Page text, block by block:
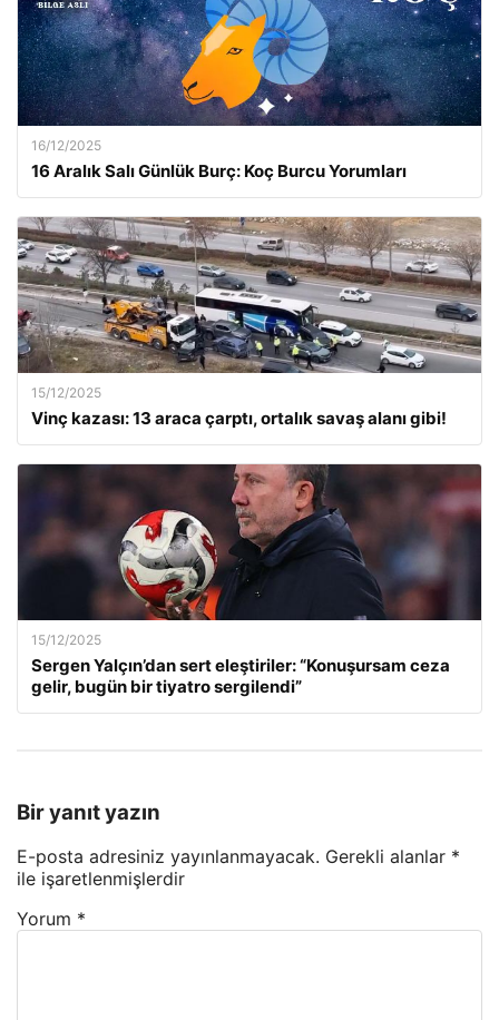
16/12/2025
16 Aralık Salı Günlük Burç: Koç Burcu Yorumları
15/12/2025
Vinç kazası: 13 araca çarptı, ortalık savaş alanı gibi!
15/12/2025
Sergen Yalçın’dan sert eleştiriler: “Konuşursam ceza
gelir, bugün bir tiyatro sergilendi”
Bir yanıt yazın
E-posta adresiniz yayınlanmayacak. Gerekli alanlar *
ile işaretlenmişlerdir
Yorum *